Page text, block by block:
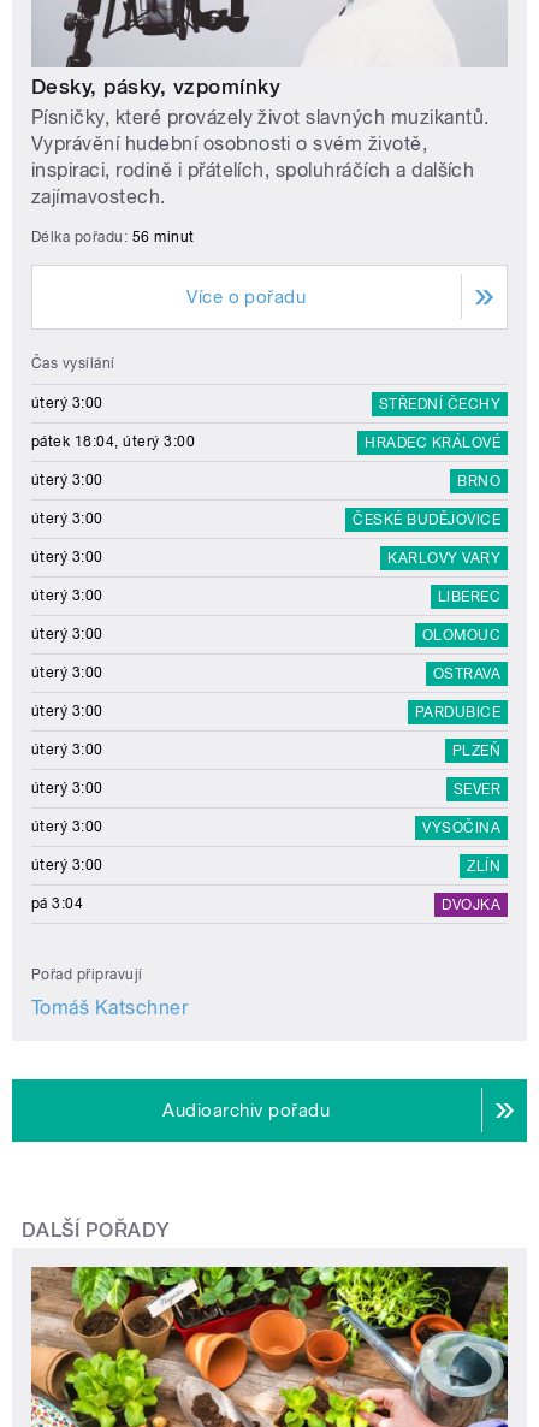
Desky, pásky, vzpomínky
Písničky, které provázely život slavných muzikantů.
Vyprávění hudební osobnosti o svém životě,
inspiraci, rodině i přátelích, spoluhráčích a dalších
zajímavostech.
Délka pořadu: 56 minut
Více o pořadu
Čas vysílání
úterý 3:00 STŘEDNÍ ČECHY
pátek 18:04, úterý 3:00 HRADEC KRÁLOVÉ
úterý 3:00 BRNO
úterý 3:00 ČESKÉ BUDĚJOVICE
úterý 3:00 KARLOVY VARY
úterý 3:00 LIBEREC
úterý 3:00 OLOMOUC
úterý 3:00 OSTRAVA
úterý 3:00 PARDUBICE
úterý 3:00 PLZEŇ
úterý 3:00 SEVER
úterý 3:00 VYSOČINA
úterý 3:00 ZLÍN
pá 3:04 DVOJKA
Pořad připravují
Tomáš Katschner
Audioarchiv pořadu
DALŠÍ POŘADY